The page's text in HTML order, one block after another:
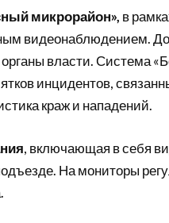
микрорайон», в
видеонаблюдением.
власти. Система
инцидентов,
краж и нападений.
, включающая в себя
На мониторы